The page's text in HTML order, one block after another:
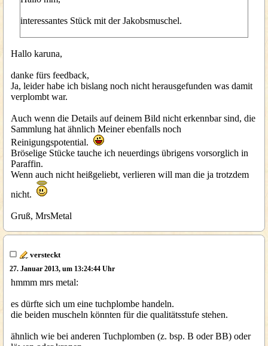
interessantes Stück mit der Jakobsmuschel.
Hallo karuna,
danke fürs feedback,
Ja, leider habe ich bislang noch nicht herausgefunden was damit
verplombt war.
Auch wenn die Details auf deinem Bild nicht erkennbar sind, die
Sammlung hat ähnlich Meiner ebenfalls noch
Reinigungspotential.
Bröselige Stücke tauche ich neuerdings übrigens vorsorglich in
Paraffin.
Wenn auch nicht heißgeliebt, verlieren will man die ja trotzdem
nicht.
Gruß, MrsMetal
versteckt
27. Januar 2013, um 13:24:44 Uhr
hmmm mrs metal:
es dürfte sich um eine tuchplombe handeln.
die beiden muscheln könnten für die qualitätsstufe stehen.
ähnlich wie bei anderen Tuchplomben (z. bsp. B oder BB) oder